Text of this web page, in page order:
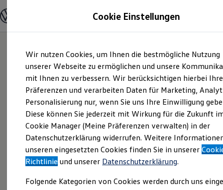
Hauptinhalt
springen
Footer
springen
Modelle und Konfigurator
Modelle vergleichen
Elektroautos
ENERGY Sondermodelle
Nutzfahrzeuge
SUV und CUV
Familienautos
Kombis
Kompaktwagen
Sportwagen
Schnell verfügbare Fahrzeuge
Angebote und Produkte
Aktuelle Angebote
E-Auto-Förderung
Volkswagen Marktplatz
Junge Gebrauchtwagen und Gebrauchtwagen
Cookie Einstellungen
Wir nutzen Cookies, um Ihnen die bestmögliche Nutzung
unserer Webseite zu ermöglichen und unsere
mit Ihnen zu verbessern. Wir berücksichtigen hierbei Ihre
Präferenzen und verarbeiten Daten für Marketing,
Personalisierung nur, wenn Sie uns Ihre Einwilligung
Diese können Sie jederzeit mit Wirkung für die Zukunft
Cookie Manager (Meine Präferenzen verwalten) in der
Datenschutzerklärung widerrufen. Weitere
unseren eingesetzten Cookies finden Sie in unserer
Richtlinie und unserer Datenschutzerklärung.
Folgende Kategorien von Cookies werden durch uns